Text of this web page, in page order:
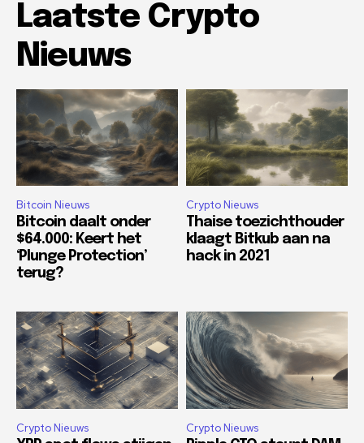
Laatste Crypto
Nieuws
Bitcoin Nieuws
Bitcoin daalt onder
$64.000: Keert het
‘Plunge Protection’
terug?
Crypto Nieuws
Thaise toezichthouder
klaagt Bitkub aan na
hack in 2021
Crypto Nieuws Crypto Nieuws